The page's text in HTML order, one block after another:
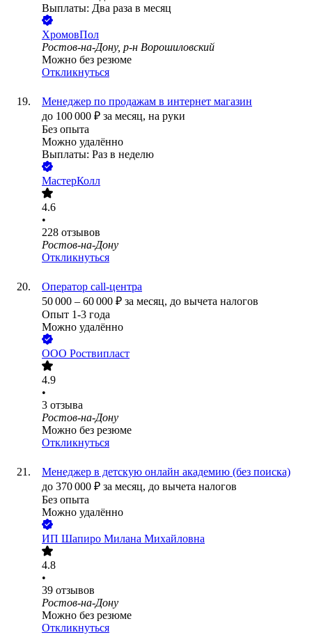
Выплаты: Два раза в месяц
ХромовПол
Ростов-на-Дону, р-н Ворошиловский
Можно без резюме
Откликнуться
Менеджер по продажам в интернет магазин
до 100 000 ₽ за месяц, на руки
Без опыта
Можно удалённо
Выплаты: Раз в неделю
МастерКолл
4.6
•
228 отзывов
Ростов-на-Дону
Откликнуться
Оператор call-центра
50 000 – 60 000 ₽ за месяц, до вычета налогов
Опыт 1-3 года
Можно удалённо
ООО Роствипласт
4.9
•
3 отзыва
Ростов-на-Дону
Можно без резюме
Откликнуться
Менеджер в детскую онлайн академию (без поиска)
до 370 000 ₽ за месяц, до вычета налогов
Без опыта
Можно удалённо
ИП Шапиро Милана Михайловна
4.8
•
39 отзывов
Ростов-на-Дону
Можно без резюме
Откликнуться